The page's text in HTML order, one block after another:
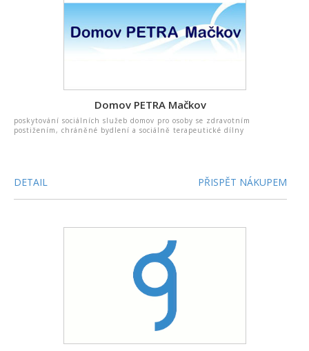
Domov PETRA Mačkov
poskytování sociálních služeb domov pro osoby se zdravotním
postižením, chráněné bydlení a sociálně terapeutické dílny
DETAIL PŘISPĚT NÁKUPEM